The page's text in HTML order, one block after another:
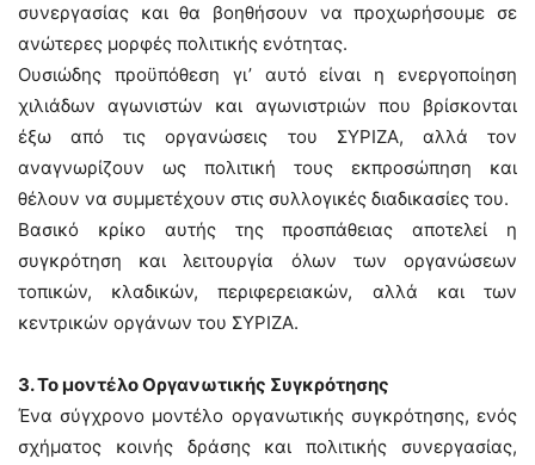
συνεργασίας και θα βοηθήσουν να προχωρήσουμε σε
ανώτερες μορφές πολιτικής ενότητας.
Ουσιώδης προϋπόθεση γι’ αυτό είναι η ενεργοποίηση
χιλιάδων αγωνιστών και αγωνιστριών που βρίσκονται
έξω από τις οργανώσεις του ΣΥΡΙΖΑ, αλλά τον
αναγνωρίζουν ως πολιτική τους εκπροσώπηση και
θέλουν να συμμετέχουν στις συλλογικές διαδικασίες του.
Βασικό κρίκο αυτής της προσπάθειας αποτελεί η
συγκρότηση και λειτουργία όλων των οργανώσεων
τοπικών, κλαδικών, περιφερειακών, αλλά και των
κεντρικών οργάνων του ΣΥΡΙΖΑ.
3. Το μοντέλο Οργανωτικής Συγκρότησης
Ένα σύγχρονο μοντέλο οργανωτικής συγκρότησης, ενός
σχήματος κοινής δράσης και πολιτικής συνεργασίας,